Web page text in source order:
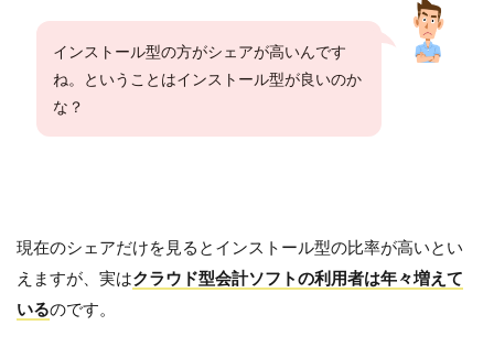
インストール型の方がシェアが高いんです
ね。ということはインストール型が良いのか
な？
現在のシェアだけを見るとインストール型の比率が高いとい
えますが、実はクラウド型会計ソフトの利用者は年々増えて
いるのです。